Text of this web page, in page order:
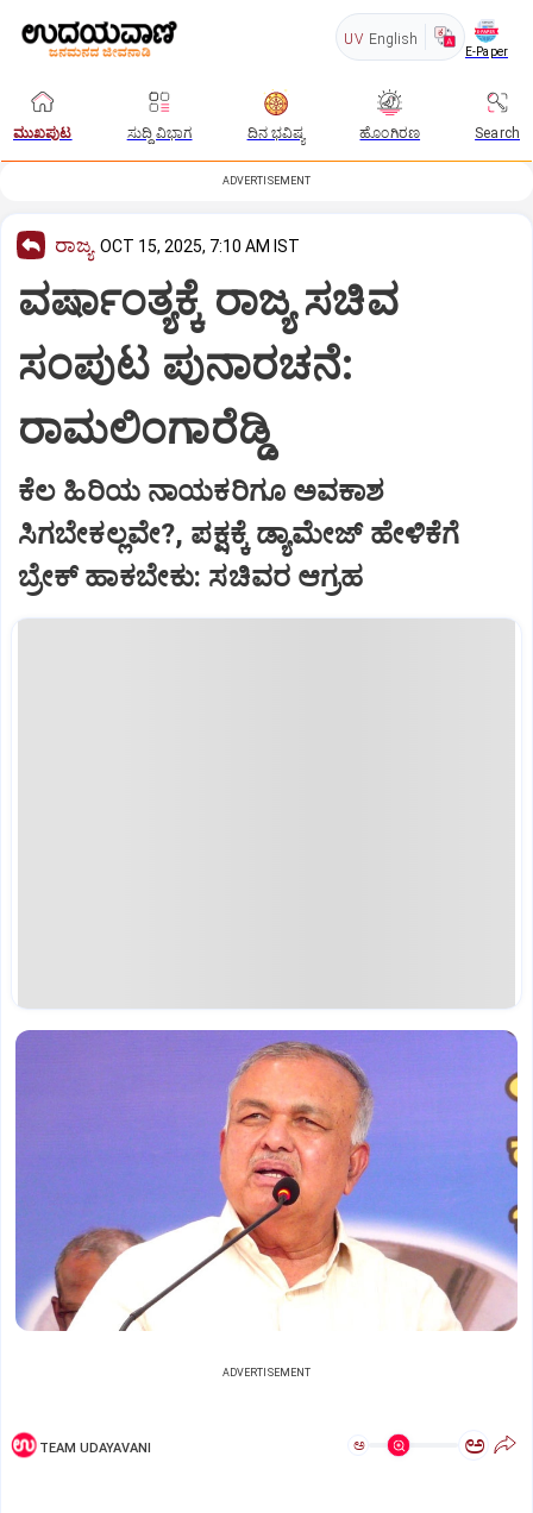
UV English
E-Paper
ಮುಖಪುಟ ಸುದ್ದಿ ವಿಭಾಗ ದಿನ ಭವಿಷ್ಯ ಹೊಂಗಿರಣ Search
ADVERTISEMENT
ರಾಜ್ಯ OCT 15, 2025, 7:10 AM IST
ವರ್ಷಾಂತ್ಯಕ್ಕೆ ರಾಜ್ಯ ಸಚಿವ
ಸಂಪುಟ ಪುನಾರಚನೆ:
ರಾಮಲಿಂಗಾರೆಡ್ಡಿ
ಕೆಲ ಹಿರಿಯ ನಾಯಕರಿಗೂ ಅವಕಾಶ
ಸಿಗಬೇಕಲ್ಲವೇ?, ಪಕ್ಷಕ್ಕೆ ಡ್ಯಾಮೇಜ್‌ ಹೇಳಿಕೆಗೆ
ಬ್ರೇಕ್‌ ಹಾಕಬೇಕು: ಸಚಿವರ ಆಗ್ರಹ
ADVERTISEMENT
TEAM UDAYAVANI ಅ ಅ